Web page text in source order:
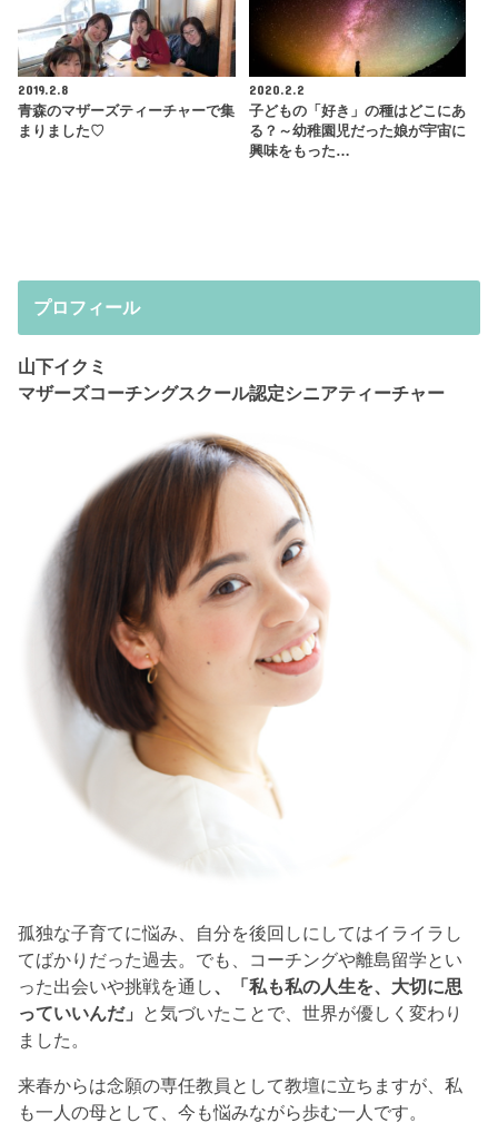
2019.2.8
青森のマザーズティーチャーで集
まりました♡
2020.2.2
子どもの「好き」の種はどこにあ
る？～幼稚園児だった娘が宇宙に
興味をもった…
プロフィール
山下イクミ
マザーズコーチングスクール認定シニアティーチャー
孤独な子育てに悩み、自分を後回しにしてはイライラし
てばかりだった過去。でも、コーチングや離島留学とい
った出会いや挑戦を通し、「私も私の人生を、大切に思
っていいんだ」 と気づいたことで、世界が優しく変わり
ました。
来春からは念願の専任教員として教壇に立ちますが、私
も一人の母として、今も悩みながら歩む一人です。